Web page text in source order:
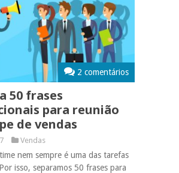
2 comentários
50 frases
para reunião
de vendas
Vendas
nem sempre é uma das tarefas
isso, separamos 50 frases para